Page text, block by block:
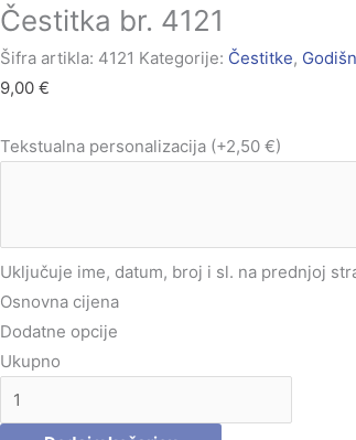
Čestitka br. 4121
Šifra artikla: 4121 Kategorije: Čestitke,
9,00 €
Tekstualna personalizacija (+2,50 €)
Uključuje ime, datum, broj i sl. na prednjoj
Osnovna cijena
Dodatne opcije
Ukupno